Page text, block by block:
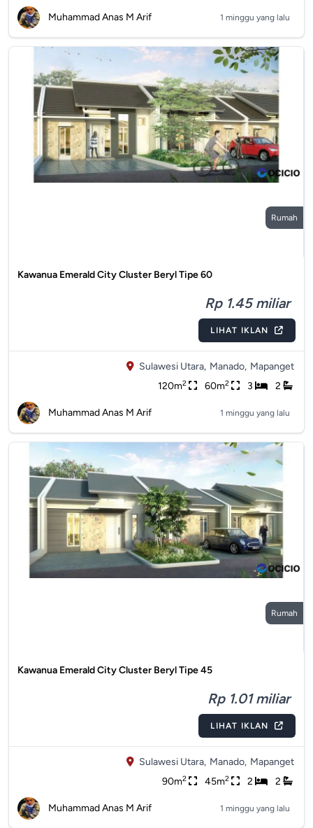
Muhammad Anas M Arif 1 minggu yang lalu
Rumah
Kawanua Emerald City Cluster Beryl Tipe 60
Rp 1.45 miliar
LIHAT IKLAN
Sulawesi Utara, Manado, Mapanget
120m2 60m2 3 2
Muhammad Anas M Arif 1 minggu yang lalu
Rumah
Kawanua Emerald City Cluster Beryl Tipe 45
Rp 1.01 miliar
LIHAT IKLAN
Sulawesi Utara, Manado, Mapanget
90m2 45m2 2 2
Muhammad Anas M Arif 1 minggu yang lalu